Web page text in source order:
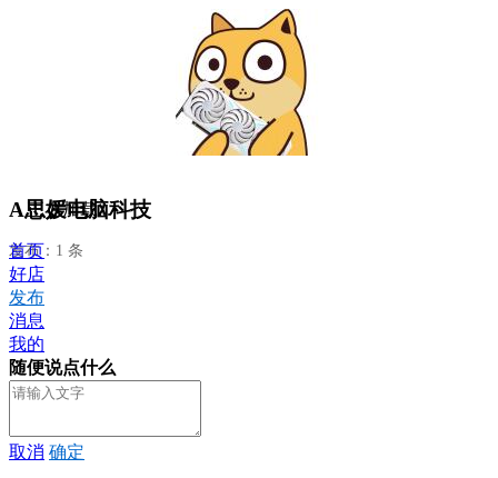
A思媛电脑科技
发布：1 条
正在加载...
首页
好店
发布
消息
我的
随便说点什么
取消 确定